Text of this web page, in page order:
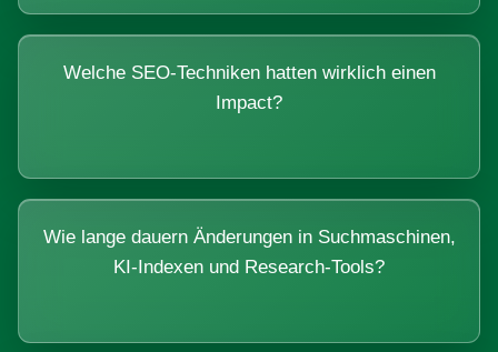
Welche SEO-Techniken hatten wirklich einen
Impact?
Wie lange dauern Änderungen in Suchmaschinen,
KI-Indexen und Research-Tools?